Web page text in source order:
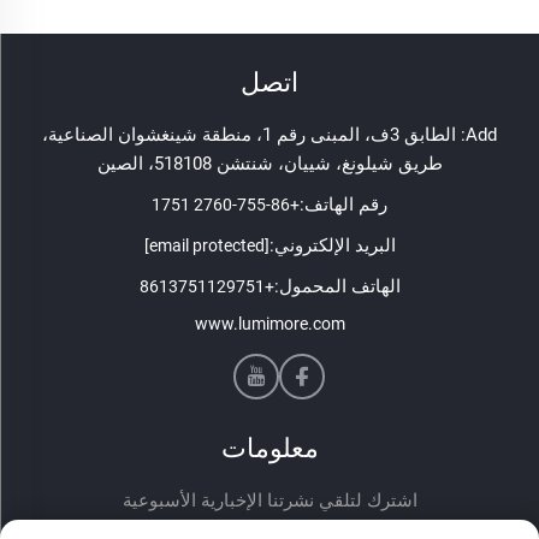
اتصل
Add: الطابق 3ف، المبنى رقم 1، منطقة شينغشوان الصناعية،
طريق شيلونغ، شييان، شنتشن 518108، الصين
رقم الهاتف:+86-755-2760 1751
البريد الإلكتروني:[email protected]
الهاتف المحمول:+8613751129751
www.lumimore.com
معلومات
اشترك لتلقي نشرتنا الإخبارية الأسبوعية